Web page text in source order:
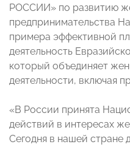
РОССИИ» по развитию
предпринимательства
примера эффективной
деятельность
который объединяет
деятельности, включая
«В России принята
действий в интересах
Сегодня в нашей